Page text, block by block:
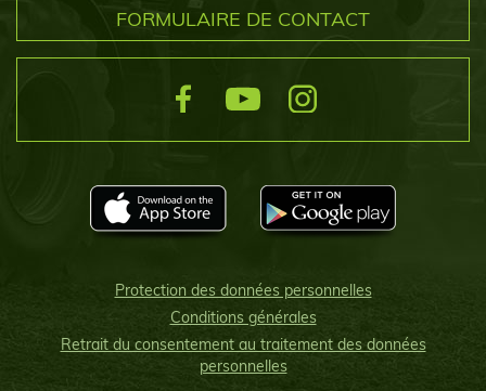
FORMULAIRE DE CONTACT
Protection des données personnelles
Conditions générales
Retrait du consentement au traitement des données
personnelles